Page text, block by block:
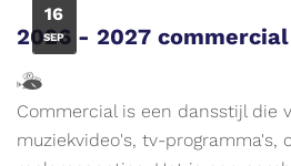
WO
16
SEP
2026 - 2027
Hallo,
ik
ben
Commercial is een dansstijl die
muziekvideo's, tv-programma's,